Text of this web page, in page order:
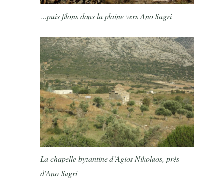
…puis filons dans la plaine vers Ano Sagri
La chapelle byzantine d’Agios Nikolaos, près
d’Ano Sagri